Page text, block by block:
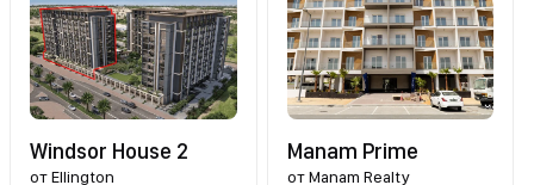
Windsor House 2
отEllington
Manam Prime
от Manam Realty